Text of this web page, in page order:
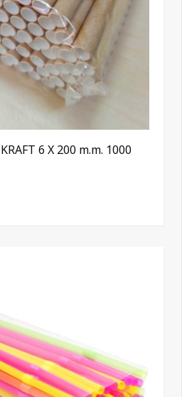
6 X 200 m.m. 1000